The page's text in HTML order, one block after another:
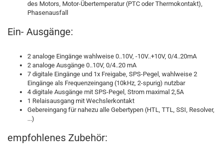
des Motors, Motor-Übertemperatur (PTC oder Thermokontakt),
Phasenausfall
Ein- Ausgänge:
2 analoge Eingänge wahlweise 0..10V, -10V..+10V, 0/4..20mA
2 analoge Ausgänge 0..10V, 0/4..20 mA
7 digitale Eingänge und 1x Freigabe, SPS-Pegel, wahlweise 2
Eingänge als Frequenzeingang (10kHz, 2-spurig) nutzbar
4 digitale Ausgänge mit SPS-Pegel, Strom maximal 2,5A
1 Relaisausgang mit Wechslerkontakt
Gebereingang für nahezu alle Gebertypen (HTL, TTL, SSI, Resolver,
...)
empfohlenes Zubehör: